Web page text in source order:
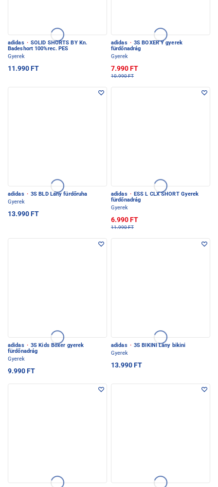
adidas · SOLID SHORTS BY Kn.
Badeshort 100%rec. PES
Gyerek
11.990 FT
adidas · 3S BOXER Y gyerek
fürdőnadrág
Gyerek
7.990 FT
10.990 FT
adidas · 3S BLD Lány fürdőruha
Gyerek
13.990 FT
adidas · ESS L CLX SHORT Gyerek
fürdőnadrág
Gyerek
6.990 FT
11.990 FT
adidas · 3S Kids Boxer gyerek
fürdőnadrág
Gyerek
9.990 FT
adidas · 3S BIKINI Lány bikini
Gyerek
13.990 FT